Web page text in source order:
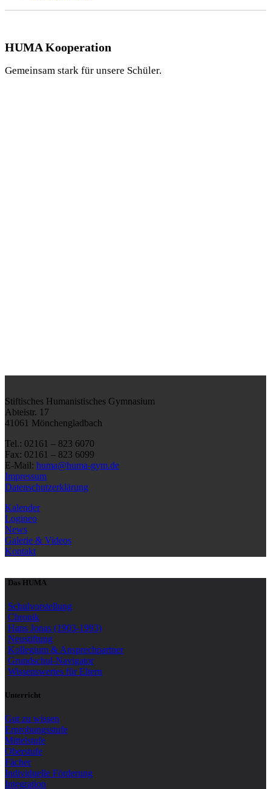
HUMA Kooperation
Gemeinsam stark für unsere Schüler.
Stiftisches Humanistisches Gymnasium
Abteistr. 17
41061 Mönchengladbach
Tel.: 02161 – 823 6070
Fax: 02161 – 823 6099
E-Mail: huma@huma-gym.de
Impressum
Datenschutzerklärung
Kalender
Logineo
News
Galerie & Videos
Kontakt
Das HUMA
Schulvorstellung
Chronik
Hans Jonas (1903-1993)
Neustiftung
Kollegium & Ansprechpartner
Grundschul-Navigator
Wissenswertes für Eltern
Unterricht
Gut zu wissen
Erprobungsstufe
Mittelstufe
Oberstufe
Fächer
Individuelle Förderung
Integration